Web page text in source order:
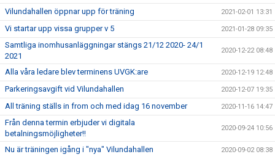
Vilundahallen öppnar upp för träning 2021-02-01 13:31
Vi startar upp vissa grupper v 5 2021-01-28 09:35
Samtliga inomhusanläggningar stängs 21/12 2020- 24/1
2021
2020-12-22 08:48
Alla våra ledare blev terminens UVGK:are 2020-12-19 12:48
Parkeringsavgift vid Vilundahallen 2020-12-07 19:35
All träning ställs in from och med idag 16 november 2020-11-16 14:47
Från denna termin erbjuder vi digitala
betalningsmöjligheter!!
2020-09-24 10:56
Nu är träningen igång i "nya" Vilundahallen 2020-09-02 08:38